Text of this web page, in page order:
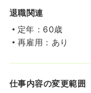
退職関連
定年：60歳
再雇用：あり
仕事内容の変更範囲